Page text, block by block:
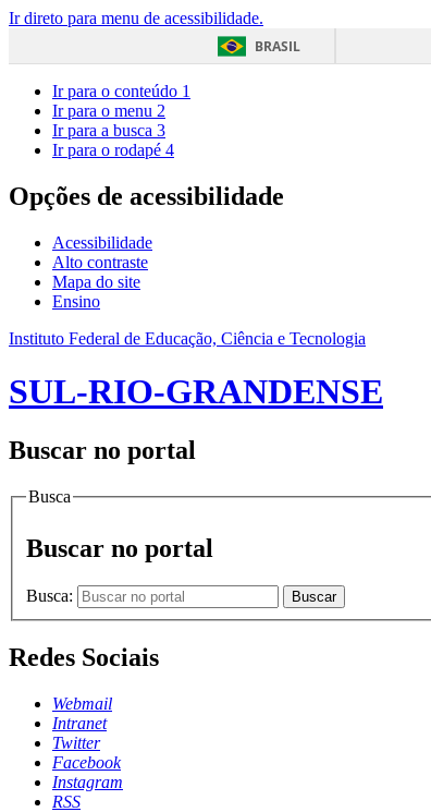
Ir direto para menu de acessibilidade.
BRASIL
Ir para o conteúdo 1
Ir para o menu 2
Ir para a busca 3
Ir para o rodapé 4
Opções de acessibilidade
Acessibilidade
Alto contraste
Mapa do site
Ensino
Instituto Federal de Educação, Ciência e Tecnologia
SUL-RIO-GRANDENSE
Buscar no portal
Busca
Buscar no portal
Busca: Buscar
Redes Sociais
Webmail
Intranet
Twitter
Facebook
Instagram
RSS